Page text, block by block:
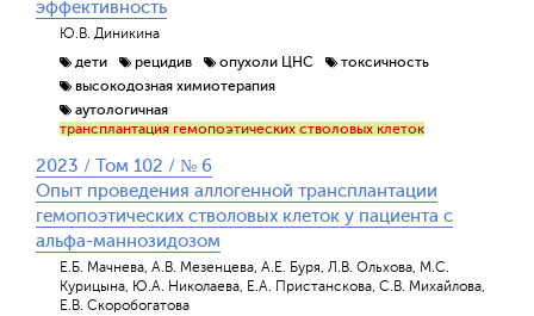
эффективность
Ю.В. Диникина
дети
рецидив опухоли ЦНС
токсичность
высокодозная химиотерапия
аутологичная
трансплантация гемопоэтических стволовых клеток
2023 / Том 102 / № 6
Опыт проведения аллогенной трансплантации
гемопоэтических стволовых клеток у пациента с
альфа-маннозидозом
Е.Б. Мачнева, А.В. Мезенцева, А.Е. Буря, Л.В. Ольхова, М.С.
Курицына, Ю.А. Николаева, Е.А. Пристанскова, С.В. Михайлова,
Е.В. Скоробогатова